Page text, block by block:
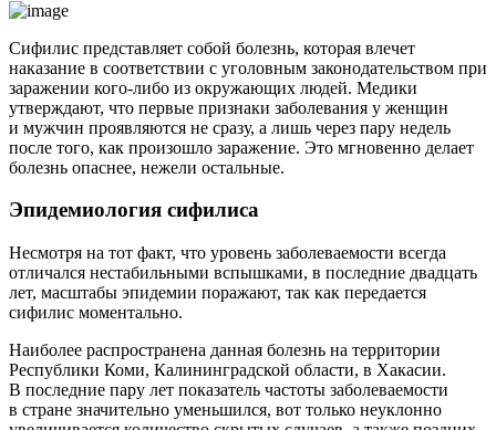
Сифилис представляет собой болезнь, которая влечет
наказание в соответствии с уголовным законодательством при
заражении кого-либо из окружающих людей. Медики
утверждают, что первые признаки заболевания у женщин
и мужчин проявляются не сразу, а лишь через пару недель
после того, как произошло заражение. Это мгновенно делает
болезнь опаснее, нежели остальные.
Эпидемиология сифилиса
Несмотря на тот факт, что уровень заболеваемости всегда
отличался нестабильными вспышками, в последние двадцать
лет, масштабы эпидемии поражают, так как передается
сифилис моментально.
Наиболее распространена данная болезнь на территории
Республики Коми, Калининградской области, в Хакасии.
В последние пару лет показатель частоты заболеваемости
в стране значительно уменьшился, вот только неуклонно